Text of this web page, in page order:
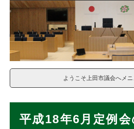
ようこそ上田市議会へメニ
平成18年6月定例